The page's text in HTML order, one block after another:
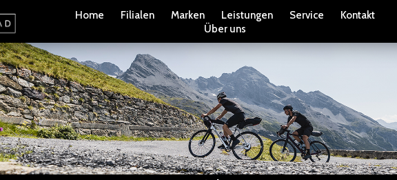
Home Filialen Marken Leistungen Service
Kontakt
Über uns